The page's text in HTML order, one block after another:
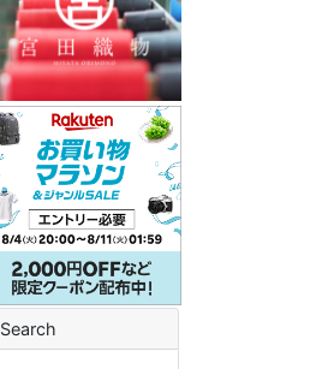
Search